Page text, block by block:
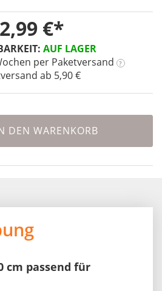
AUF LAGER
per Paketversand ?
ab 5,90 €
€
DEN WARENKORB
cm passend für